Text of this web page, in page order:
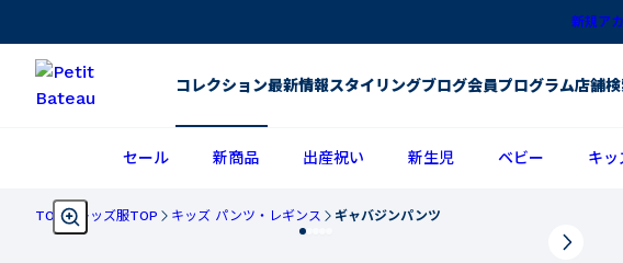
新規ア
コレクション最新情報スタイリングブログ会員プログラム店舗検
セール 新商品 出産祝い 新生児 ベビー キッ
TOP キッズ服TOP キッズ パンツ・レギンス ギャバジンパンツ